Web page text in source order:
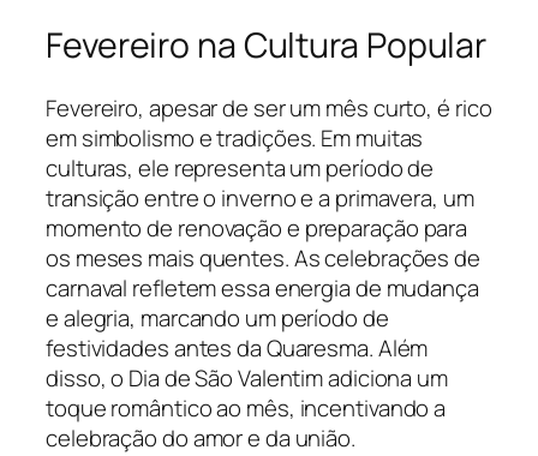
Fevereiro na Cultura Popular
Fevereiro, apesar de ser um mês curto, é rico
em simbolismo e tradições. Em muitas
culturas, ele representa um período de
transição entre o inverno e a primavera, um
momento de renovação e preparação para
os meses mais quentes. As celebrações de
carnaval refletem essa energia de mudança
e alegria, marcando um período de
festividades antes da Quaresma. Além
disso, o Dia de São Valentim adiciona um
toque romântico ao mês, incentivando a
celebração do amor e da união.